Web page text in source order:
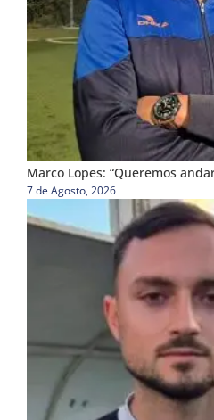
Marco Lopes: “Queremos
7 de Agosto, 2026